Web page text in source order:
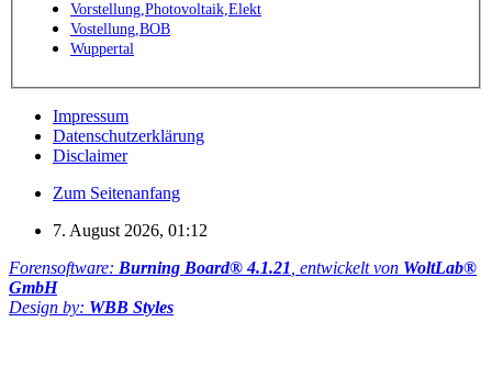
Vorstellung,Photovoltaik,Elekt
Vostellung,BOB
Wuppertal
Impressum
Datenschutzerklärung
Disclaimer
Zum Seitenanfang
7. August 2026, 01:12
Forensoftware: Burning Board® 4.1.21 , entwickelt von WoltLab®
GmbH
Design by: WBB Styles